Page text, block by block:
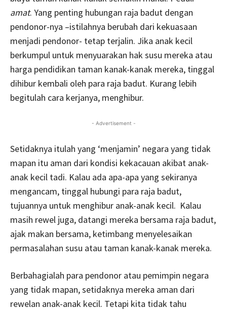
amat. Yang penting hubungan raja badut dengan
pendonor-nya –istilahnya berubah dari kekuasaan
menjadi pendonor- tetap terjalin. Jika anak kecil
berkumpul untuk menyuarakan hak susu mereka atau
harga pendidikan taman kanak-kanak mereka, tinggal
dihibur kembali oleh para raja badut. Kurang lebih
begitulah cara kerjanya, menghibur.
- Advertisement -
Setidaknya itulah yang ‘menjamin’ negara yang tidak
mapan itu aman dari kondisi kekacauan akibat anak-
anak kecil tadi. Kalau ada apa-apa yang sekiranya
mengancam, tinggal hubungi para raja badut,
tujuannya untuk menghibur anak-anak kecil. Kalau
masih rewel juga, datangi mereka bersama raja badut,
ajak makan bersama, ketimbang menyelesaikan
permasalahan susu atau taman kanak-kanak mereka.
Berbahagialah para pendonor atau pemimpin negara
yang tidak mapan, setidaknya mereka aman dari
rewelan anak-anak kecil. Tetapi kita tidak tahu